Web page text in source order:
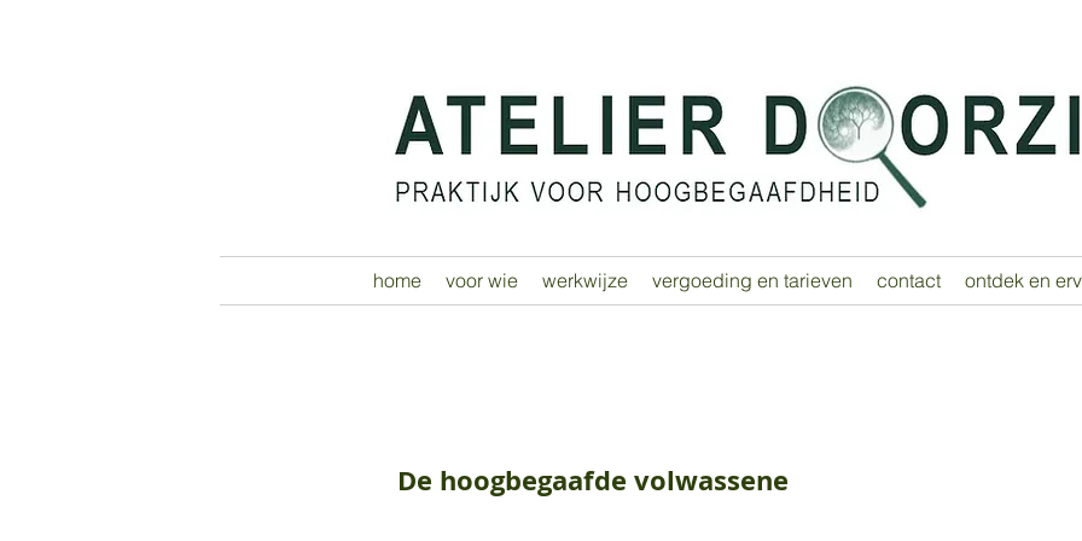
home voor wie werkwijze vergoeding en tarieven contact ontdek en
De hoogbegaafde volwassene